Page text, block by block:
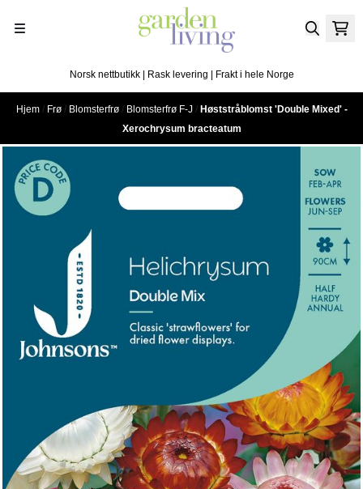
Norsk nettbutikk | Rask levering | Frakt i hele Norge
Hjem / Frø / Blomsterfrø / Blomsterfrø F-J / Høststråblomst 'Double Mixed' -
Xerochrysum bracteatum